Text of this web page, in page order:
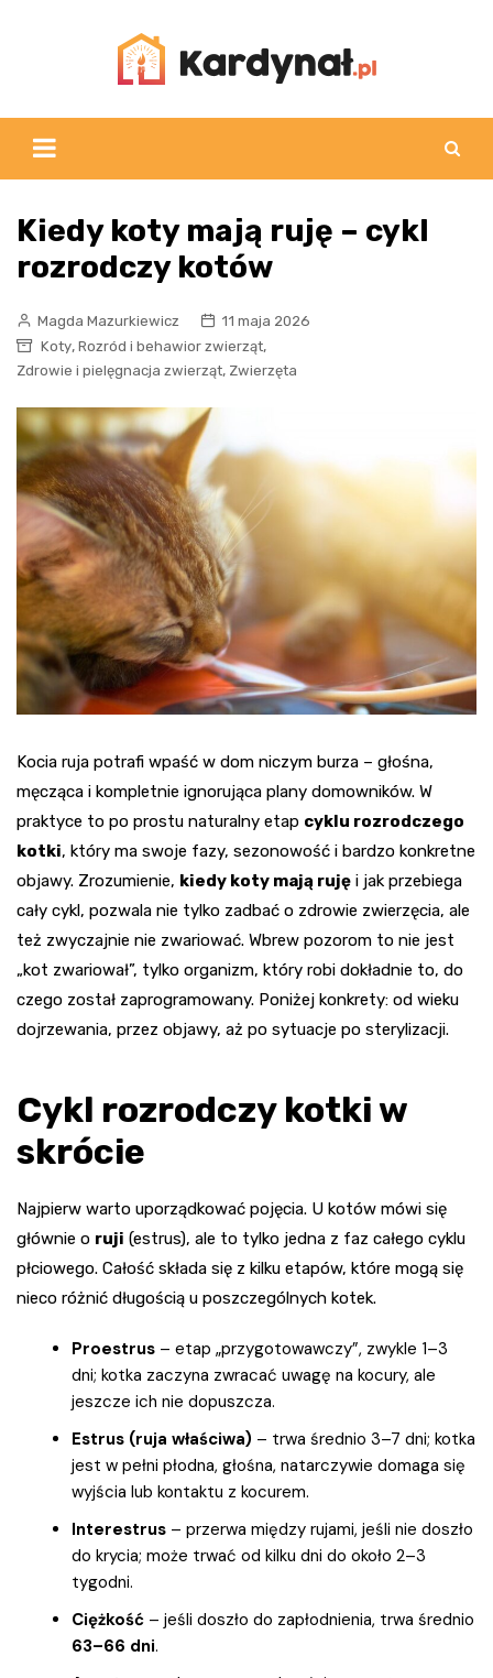
Kiedy koty mają ruję – cykl
rozrodczy kotów
Magda Mazurkiewicz
11 maja 2026
Koty, Rozród i behawior zwierząt,
Zdrowie i pielęgnacja zwierząt, Zwierzęta
Kocia ruja potrafi wpaść w dom niczym burza – głośna,
męcząca i kompletnie ignorująca plany domowników. W
praktyce to po prostu naturalny etap cyklu rozrodczego
kotki, który ma swoje fazy, sezonowość i bardzo konkretne
objawy. Zrozumienie, kiedy koty mają ruję i jak przebiega
cały cykl, pozwala nie tylko zadbać o zdrowie zwierzęcia, ale
też zwyczajnie nie zwariować. Wbrew pozorom to nie jest
„kot zwariował”, tylko organizm, który robi dokładnie to, do
czego został zaprogramowany. Poniżej konkrety: od wieku
dojrzewania, przez objawy, aż po sytuacje po sterylizacji.
Cykl rozrodczy kotki w
skrócie
Najpierw warto uporządkować pojęcia. U kotów mówi się
głównie o ruji (estrus), ale to tylko jedna z faz całego cyklu
płciowego. Całość składa się z kilku etapów, które mogą się
nieco różnić długością u poszczególnych kotek.
Proestrus – etap „przygotowawczy”, zwykle 1–3
dni; kotka zaczyna zwracać uwagę na kocury, ale
jeszcze ich nie dopuszcza.
Estrus (ruja właściwa) – trwa średnio 3–7 dni; kotka
jest w pełni płodna, głośna, natarczywie domaga się
wyjścia lub kontaktu z kocurem.
Interestrus – przerwa między rujami, jeśli nie doszło
do krycia; może trwać od kilku dni do około 2–3
tygodni.
Ciężkość – jeśli doszło do zapłodnienia, trwa średnio
63–66 dni.